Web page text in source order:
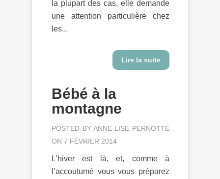
la plupart des cas, elle demande
une attention particulière chez
les...
Lire la suite
Bébé à la
montagne
POSTED BYANNE-LISE PERNOTTE
ON 7 FÉVRIER 2014
L’hiver est là, et, comme à
l’accoutumé vous vous préparez